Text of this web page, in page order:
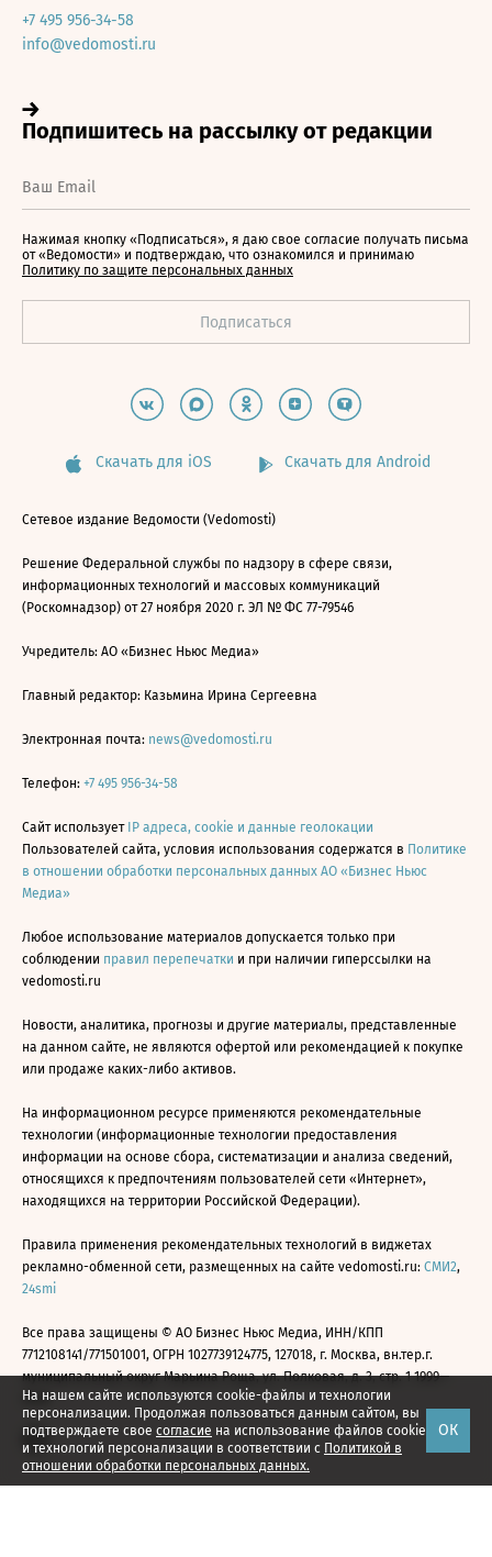
На нашем сайте используются cookie-файлы и технологии
персонализации. Продолжая пользоваться данным сайтом, вы
подтверждаете свое согласие на использование файлов cookie
и технологий персонализации в соответствии с Политикой в
отношении обработки персональных данных.
ОК
+7 495 956-34-58
info@vedomosti.ru
Нажимая кнопку «Подписаться», я даю свое согласие получать письма
от «Ведомости» и подтверждаю, что ознакомился и принимаю
Политику по защите персональных данных
Скачать для iOS Скачать для Android
Сетевое издание Ведомости (Vedomosti)
Решение Федеральной службы по надзору в сфере связи,
информационных технологий и массовых коммуникаций
(Роскомнадзор) от 27 ноября 2020 г. ЭЛ № ФС 77-79546
Учредитель: АО «Бизнес Ньюс Медиа»
Главный редактор: Казьмина Ирина Сергеевна
Электронная почта: news@vedomosti.ru
Телефон: +7 495 956-34-58
Сайт использует IP адреса, cookie и данные геолокации
Пользователей сайта, условия использования содержатся в Политике
в отношении обработки персональных данных АО «Бизнес Ньюс
Медиа»
Любое использование материалов допускается только при
соблюдении правил перепечатки и при наличии гиперссылки на
vedomosti.ru
Новости, аналитика, прогнозы и другие материалы, представленные
на данном сайте, не являются офертой или рекомендацией к покупке
или продаже каких-либо активов.
На информационном ресурсе применяются рекомендательные
технологии (информационные технологии предоставления
информации на основе сбора, систематизации и анализа сведений,
относящихся к предпочтениям пользователей сети «Интернет»,
находящихся на территории Российской Федерации).
Правила применения рекомендательных технологий в виджетах
рекламно-обменной сети, размещенных на сайте vedomosti.ru: СМИ2,
24smi
Все права защищены © АО Бизнес Ньюс Медиа, ИНН/КПП
7712108141/771501001, ОГРН 1027739124775, 127018, г. Москва, вн.тер.г.
муниципальный округ Марьина Роща, ул. Полковая, д. 3, стр. 1 1999—
2026